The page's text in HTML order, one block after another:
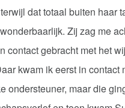
dat totaal buiten haar
Zij zag me
contact gebracht met het
kwam ik eerst in contact
ondersteuner, maar die